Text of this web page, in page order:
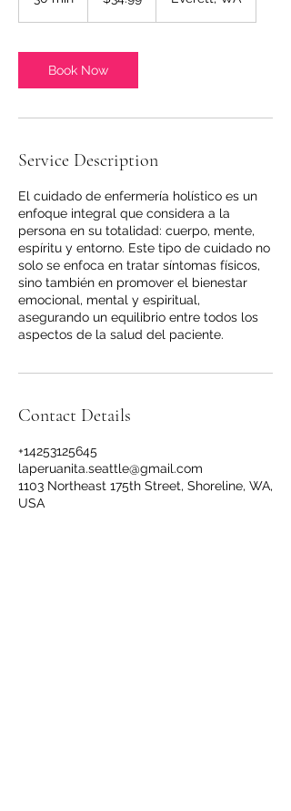
i
n
Book Now
Service Description
El cuidado de enfermería holístico es un
enfoque integral que considera a la
persona en su totalidad: cuerpo, mente,
espíritu y entorno. Este tipo de cuidado no
solo se enfoca en tratar síntomas físicos,
sino también en promover el bienestar
emocional, mental y espiritual,
asegurando un equilibrio entre todos los
aspectos de la salud del paciente.
Contact Details
+14253125645
laperuanita.seattle@gmail.com
1103 Northeast 175th Street, Shoreline, WA,
USA